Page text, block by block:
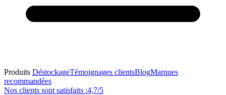
Produits DéstockageTémoignages clientsBlogMarques
recommandées
Nos clients sont satisfaits :4,7/5